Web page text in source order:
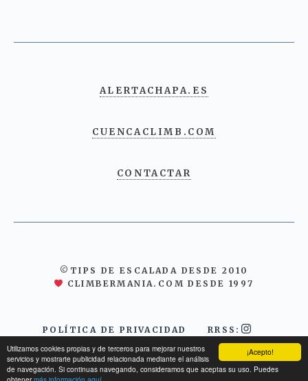
¡Acepto!
Utilizamos cookies propias y de terceros para mejorar nuestros
servicios y mostrarte publicidad relacionada mediante el análisis
de navegación. Si continuas navegando, consideramos que aceptas su uso. Puedes
ALERTACHAPA.ES
CUENCACLIMB.COM
CONTACTAR
©TIPS DE ESCALADA DESDE 2010
CLIMBERMANIA.COM DESDE 1997
POLÍTICA DE PRIVACIDAD RRSS: